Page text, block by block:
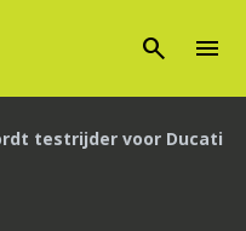
search menu
testrijder voor Ducati